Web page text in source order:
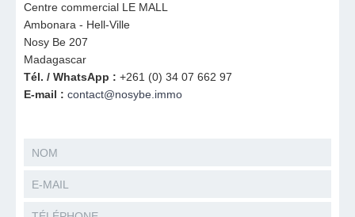
Centre commercial LE MALL
Ambonara - Hell-Ville
Nosy Be 207
Madagascar
Tél. / WhatsApp : +261 (0) 34 07 662 97
E-mail : contact@nosybe.immo